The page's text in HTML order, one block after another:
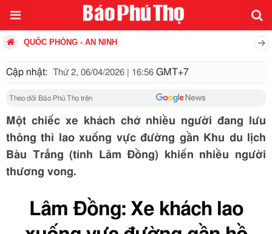
QUỐC PHÒNG - AN NINH
Cập nhật: Thứ 2, 06/04/2026 | 16:56 GMT+7
Theo dõi Báo Phú Thọ trên
Một chiếc xe khách chở nhiều người đang lưu
thông thì lao xuống vực đường gần Khu du lịch
Bàu Trắng (tỉnh Lâm Đồng) khiến nhiều người
thương vong.
Lâm Đồng: Xe khách lao